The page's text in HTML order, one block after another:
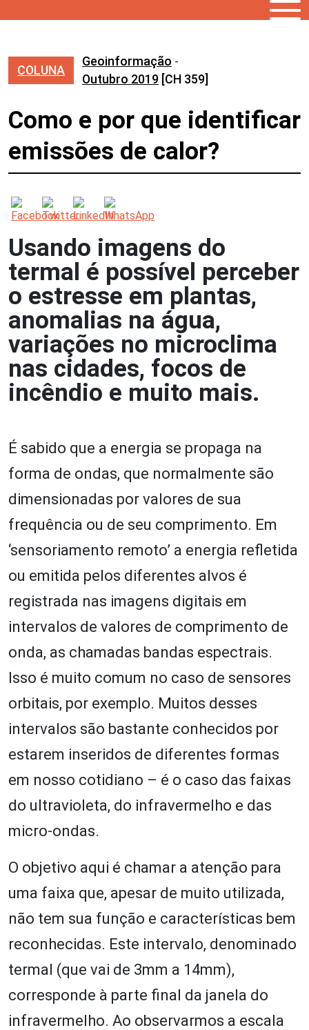
COLUNA
Geoinformação -
Outubro 2019 [CH 359]
Como e por que identificar
emissões de calor?
Usando imagens do
termal é possível perceber
o estresse em plantas,
anomalias na água,
variações no microclima
nas cidades, focos de
incêndio e muito mais.
É sabido que a energia se propaga na
forma de ondas, que normalmente são
dimensionadas por valores de sua
frequência ou de seu comprimento. Em
‘sensoriamento remoto’ a energia refletida
ou emitida pelos diferentes alvos é
registrada nas imagens digitais em
intervalos de valores de comprimento de
onda, as chamadas bandas espectrais.
Isso é muito comum no caso de sensores
orbitais, por exemplo. Muitos desses
intervalos são bastante conhecidos por
estarem inseridos de diferentes formas
em nosso cotidiano – é o caso das faixas
do ultravioleta, do infravermelho e das
micro-ondas.
O objetivo aqui é chamar a atenção para
uma faixa que, apesar de muito utilizada,
não tem sua função e características bem
reconhecidas. Este intervalo, denominado
termal (que vai de 3mm a 14mm),
corresponde à parte final da janela do
infravermelho. Ao observarmos a escala